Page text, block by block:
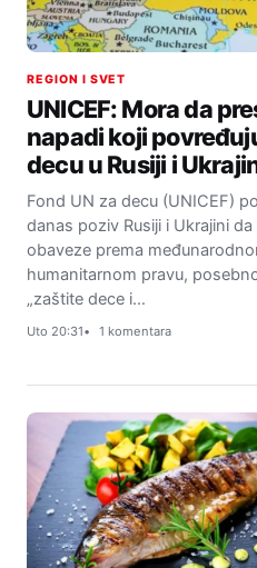
REGION I SVET
UNICEF: Mora da
napadi koji
decu u Rusiji i
Fond UN za decu (UNICEF)
danas poziv Rusiji i Ukrajini
obaveze prema
humanitarnom pravu,
„zaštite dece i…
Uto 20:31 1 komentara